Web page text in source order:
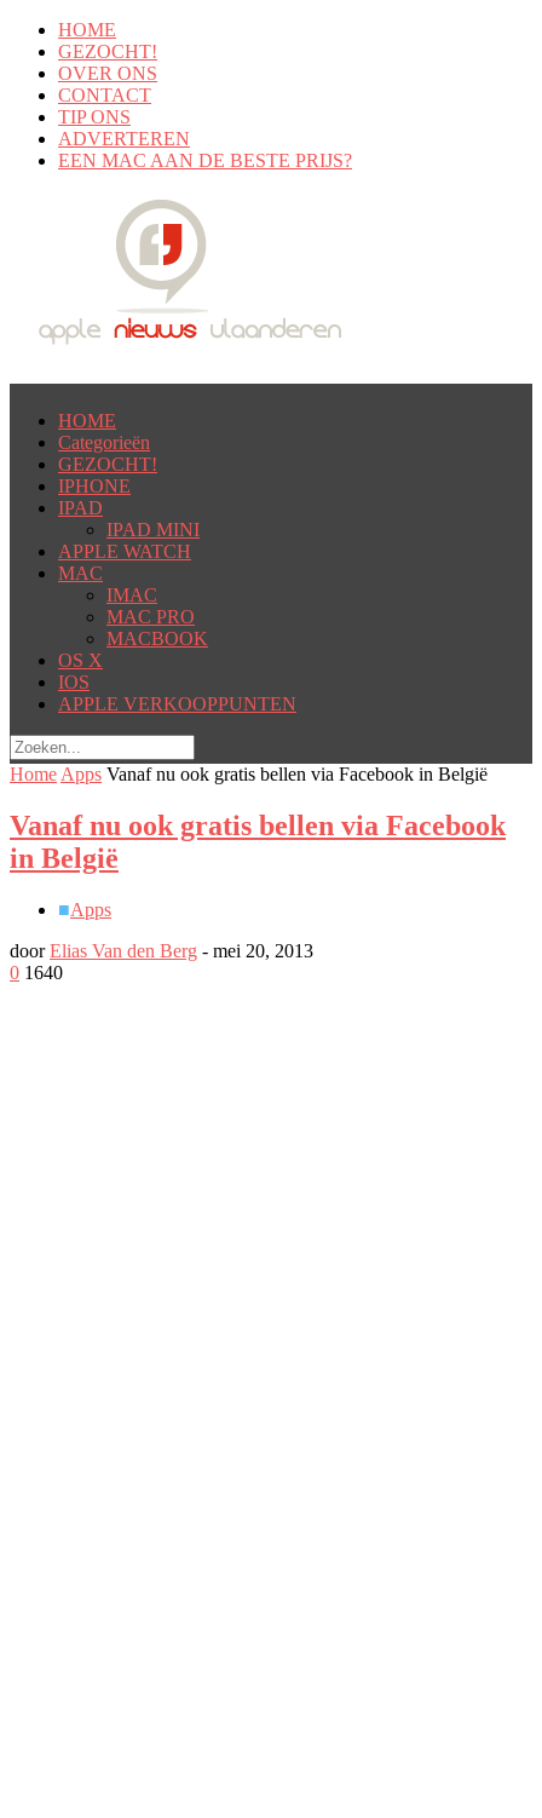
HOME
GEZOCHT!
OVER ONS
CONTACT
TIP ONS
ADVERTEREN
EEN MAC AAN DE BESTE PRIJS?
HOME
Categorieën
GEZOCHT!
IPHONE
IPAD
IPAD MINI
APPLE WATCH
MAC
IMAC
MAC PRO
MACBOOK
OS X
IOS
APPLE VERKOOPPUNTEN
Home Apps Vanaf nu ook gratis bellen via Facebook in België
Vanaf nu ook gratis bellen via Facebook
in België
■Apps
doorElias Van den Berg - mei 20, 2013
0 1640